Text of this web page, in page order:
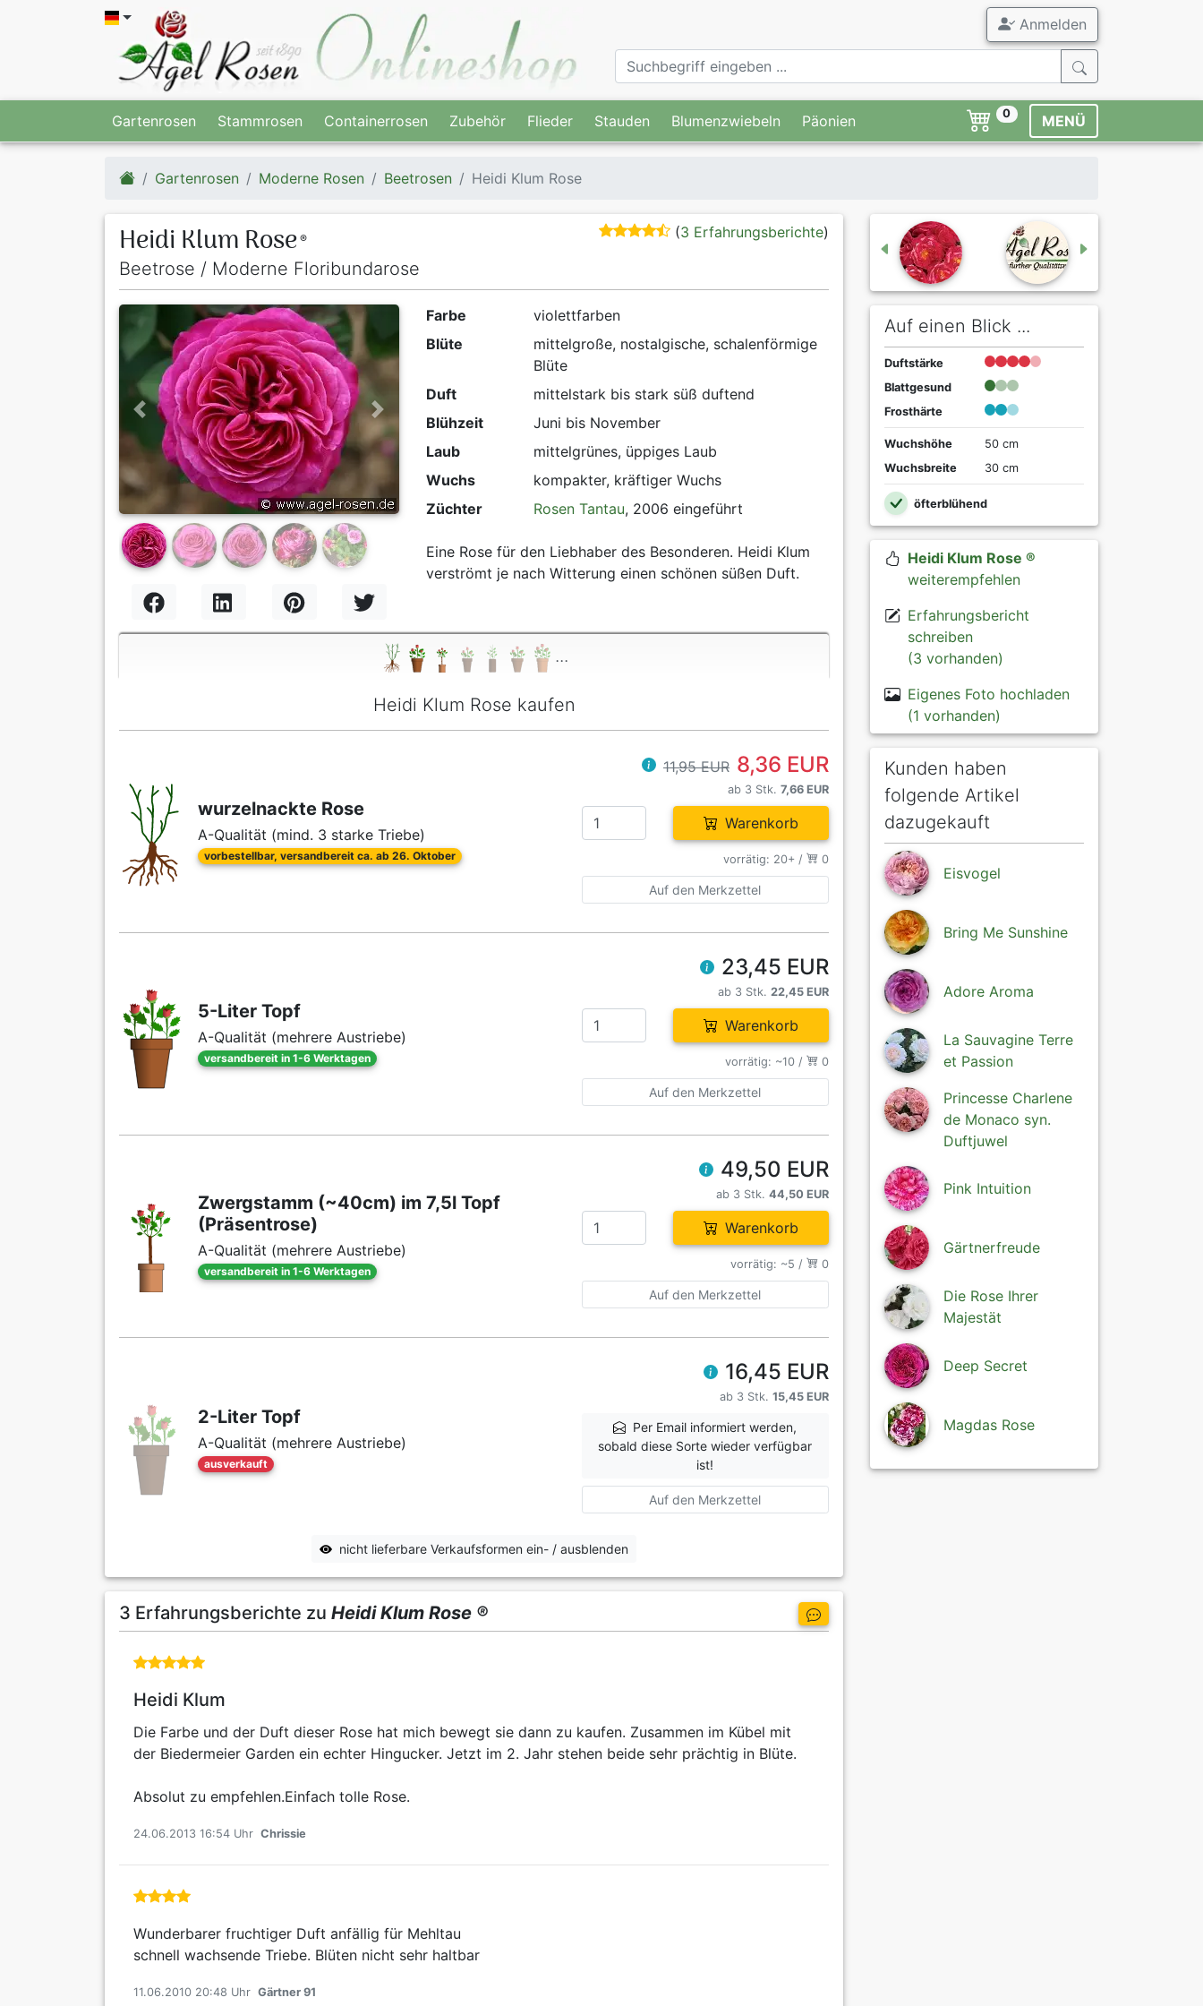
Anmelden
Gartenrosen Stammrosen Containerrosen Zubehör Flieder Stauden Blumenzwiebeln Päonien 0 MENÜ
Gartenrosen Moderne Rosen Beetrosen Heidi Klum Rose
(3 Erfahrungsberichte)
Heidi Klum Rose ®
Beetrose / Moderne Floribundarose
Previous Next
Farbe
violettfarben
Blüte
mittelgroße, nostalgische, schalenförmige
Blüte
Duft
mittelstark bis stark süß duftend
Blühzeit
Juni bis November
Laub
mittelgrünes, üppiges Laub
Wuchs
kompakter, kräftiger Wuchs
Züchter
Rosen Tantau, 2006 eingeführt
Eine Rose für den Liebhaber des Besonderen. Heidi Klum
verströmt je nach Witterung einen schönen süßen Duft.
...
Heidi Klum Rose kaufen
wurzelnackte Rose
A-Qualität (mind. 3 starke Triebe)
vorbestellbar, versandbereit ca. ab 26. Oktober
11,95 EUR 8,36 EUR
ab 3 Stk. 7,66 EUR
Warenkorb
vorrätig: 20+ / 0
Auf den Merkzettel
5-Liter Topf
A-Qualität (mehrere Austriebe)
versandbereit in 1-6 Werktagen
23,45 EUR
ab 3 Stk. 22,45 EUR
Warenkorb
vorrätig: ~10 / 0
Auf den Merkzettel
Zwergstamm (~40cm) im 7,5l Topf
(Präsentrose)
A-Qualität (mehrere Austriebe)
versandbereit in 1-6 Werktagen
49,50 EUR
ab 3 Stk. 44,50 EUR
Warenkorb
vorrätig: ~5 / 0
Auf den Merkzettel
2-Liter Topf
A-Qualität (mehrere Austriebe)
ausverkauft
16,45 EUR
ab 3 Stk. 15,45 EUR
Per Email informiert werden,
sobald diese Sorte wieder verfügbar
ist!
Auf den Merkzettel
nicht lieferbare Verkaufsformen ein- / ausblenden
3 Erfahrungsberichte zu Heidi Klum Rose ®
Heidi Klum
Die Farbe und der Duft dieser Rose hat mich bewegt sie dann zu kaufen. Zusammen im Kübel mit
der Biedermeier Garden ein echter Hingucker. Jetzt im 2. Jahr stehen beide sehr prächtig in Blüte.
Absolut zu empfehlen.Einfach tolle Rose.
24.06.2013 16:54 Uhr Chrissie
Wunderbarer fruchtiger Duft anfällig für Mehltau
schnell wachsende Triebe. Blüten nicht sehr haltbar
11.06.2010 20:48 Uhr Gärtner 91
Auf einen Blick ...
Duftstärke
Blattgesund
Frosthärte
Wuchshöhe
50 cm
Wuchsbreite
30 cm
öfterblühend
Heidi Klum Rose ®
weiterempfehlen
Erfahrungsbericht
schreiben
(3 vorhanden)
Eigenes Foto hochladen
(1 vorhanden)
Kunden haben
folgende Artikel
dazugekauft
Eisvogel
Bring Me Sunshine
Adore Aroma
La Sauvagine Terre
et Passion
Princesse Charlene
de Monaco syn.
Duftjuwel
Pink Intuition
Gärtnerfreude
Die Rose Ihrer
Majestät
Deep Secret
Magdas Rose